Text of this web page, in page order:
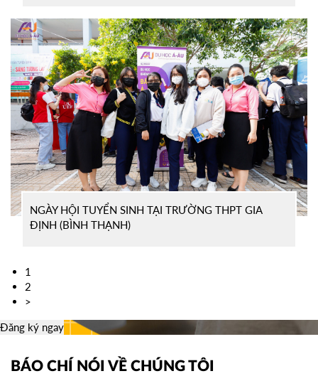
NGÀY HỘI TUYỂN SINH TẠI TRƯỜNG THPT GIA
ĐỊNH (BÌNH THẠNH)
1
2
>
Đăng ký ngay
BÁO CHÍ NÓI VỀ CHÚNG TÔI